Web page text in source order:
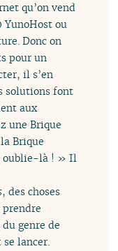
qu’on vend
YunoHost ou
Donc on
pour un
il s’en
solutions font
aux
une Brique
Brique
oublie-là ! » Il
, des choses
prendre
genre de
lancer.